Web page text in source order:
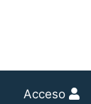
Acceso